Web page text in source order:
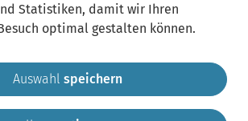
Statistiken, damit wir Ihren
optimal gestalten können.
Auswahl speichern